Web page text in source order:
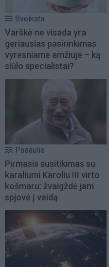
Sveikata
Varškė ne visada yra
geriausias pasirinkimas
vyresniame amžiuje – ką
siūlo specialistai?
Pasaulis
Pirmasis susitikimas su
karaliumi Karoliu III virto
košmaru: žvaigždė jam
spjovė į veidą